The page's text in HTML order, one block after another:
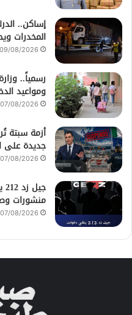
إساكن..
المخدرات ويحجز 7 أطنان
09/08/2026
رسمياً..
ومواعيد
07/08/2026
أزمة سبتة
جديدة على
07/08/2026
منشورات
07/08/2026